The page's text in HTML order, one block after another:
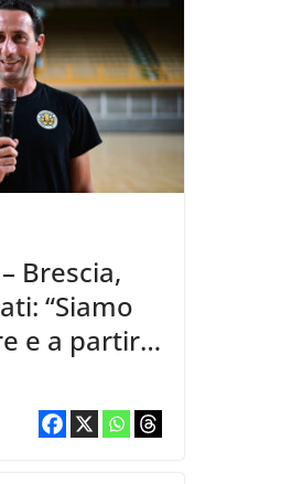
Brescia,
“Siamo
e a partire